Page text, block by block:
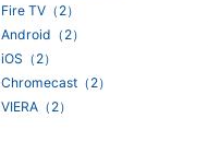
Fire TV（2）
Android（2）
iOS（2）
Chromecast（2）
VIERA（2）